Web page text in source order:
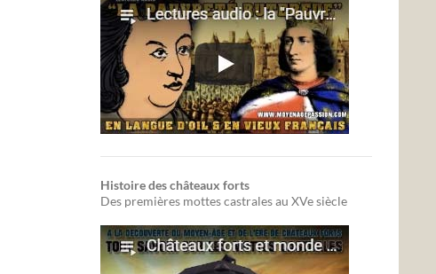
Histoire des châteaux forts
Des premières mottes castrales au XVe siècle